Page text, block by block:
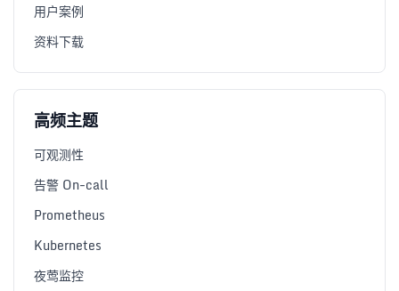
用户案例
资料下载
高频主题
可观测性
告警 On-call
Prometheus
Kubernetes
夜莺监控